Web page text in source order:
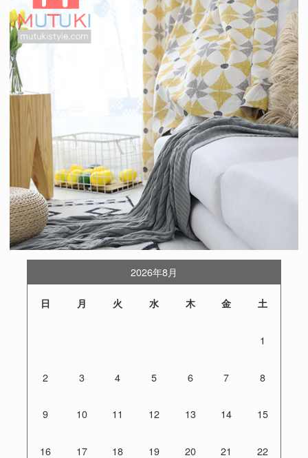
2026年8月
日 月 火 水 木 金 土
1
2 3 4 5 6 7 8
9 10 11 12 13 14 15
16 17 18 19 20 21 22